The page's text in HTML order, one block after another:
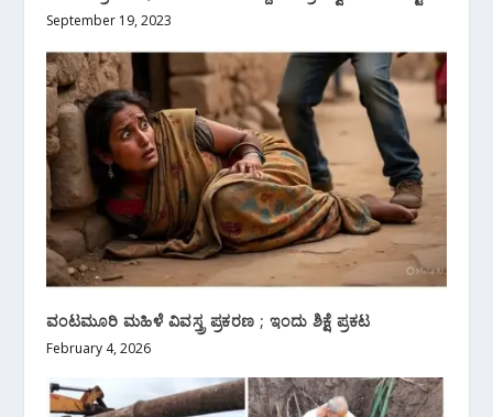
September 19, 2023
ವಂಟಮೂರಿ ಮಹಿಳೆ ವಿವಸ್ತ್ರ ಪ್ರಕರಣ ; ಇಂದು ಶಿಕ್ಷೆ ಪ್ರಕಟ
February 4, 2026